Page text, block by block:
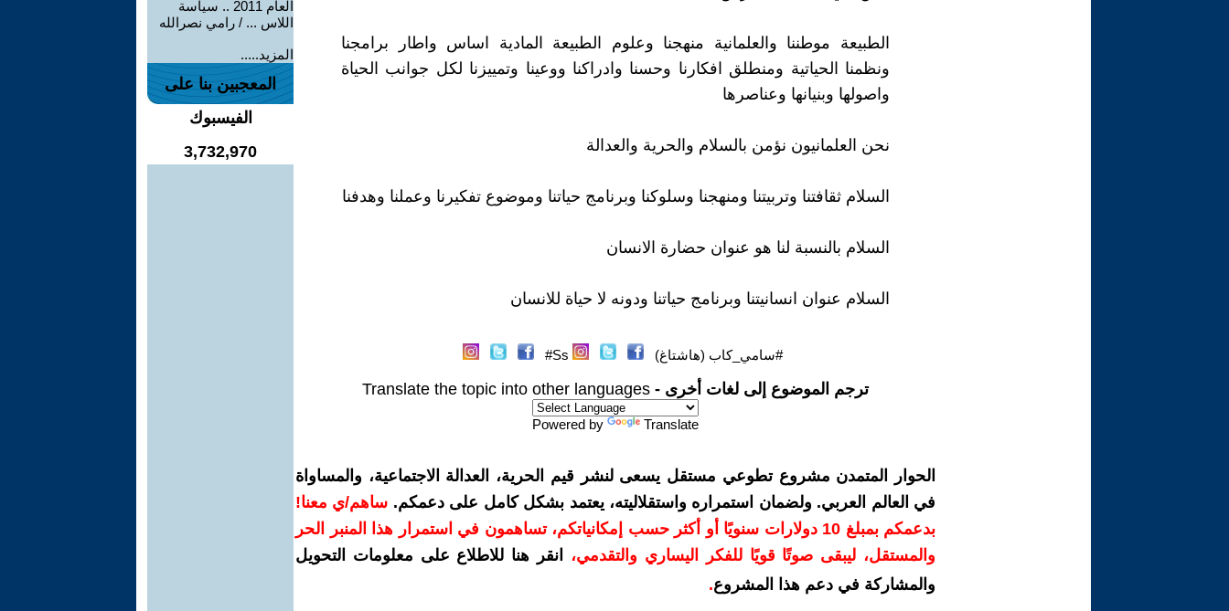
الطبيعة موطننا والعلمانية منهجنا وعلوم الطبيعة المادية اساس واطار برامجنا
ونظمنا الحياتية ومنطلق افكارنا وحسنا وادراكنا ووعينا وتمييزنا لكل جوانب الحياة
واصولها وبنيانها وعناصرها
نحن العلمانيون نؤمن بالسلام والحرية والعدالة
السلام ثقافتنا وتربيتنا ومنهجنا وسلوكنا وبرنامج حياتنا وموضوع تفكيرنا وعملنا وهدفنا
السلام بالنسبة لنا هو عنوان حضارة الانسان
السلام عنوان انسانيتنا وبرنامج حياتنا ودونه لا حياة للانسان
#سامي_كاب (هاشتاغ) Ss#
ترجم الموضوع إلى لغات أخرى - Translate the topic into other languages
Powered by Translate
الحوار المتمدن مشروع تطوعي مستقل يسعى لنشر قيم الحرية، العدالة الاجتماعية، والمساواة
في العالم العربي. ولضمان استمراره واستقلاليته، يعتمد بشكل كامل على دعمكم. ساهم/ي معنا!
بدعمكم بمبلغ 10 دولارات سنويًا أو أكثر حسب إمكانياتكم، تساهمون في استمرار هذا المنبر الحر
والمستقل، ليبقى صوتًا قويًا للفكر اليساري والتقدمي،
انقر هنا للاطلاع على معلومات التحويل
والمشاركة في دعم هذا المشروع.
العام 2011 .. سياسة
اللاس ... / رامي نصرالله
المزيد.....
المعجبين بنا على
الفيسبوك
3,732,970